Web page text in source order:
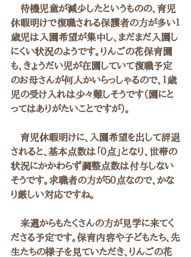
待機児童が減少したというものの、育児
休暇明けで復職される保護者の方が多い１
歳児は入園希望が集中し、まだまだ入園し
にくい状況のようです。りんごの花保育園
も、きょうだい児が在園していて復職予定
のお母さんが何人かいらっしゃるので、１歳
児の受け入れは少々難しそうです（園にと
ってはありがたいことですが）。
育児休暇明けに、入園希望を出して辞退
されると、基本点数は「０点」となり、世帯の
状況にかかわらず調整点数は付与しない
そうです。求職者の方が５０点なので、かな
り厳しい対応ですね。
来週からもたくさんの方が見学に来てく
ださる予定です。保育内容や子どもたち、先
生たちの様子を見ていただき、りんごの花